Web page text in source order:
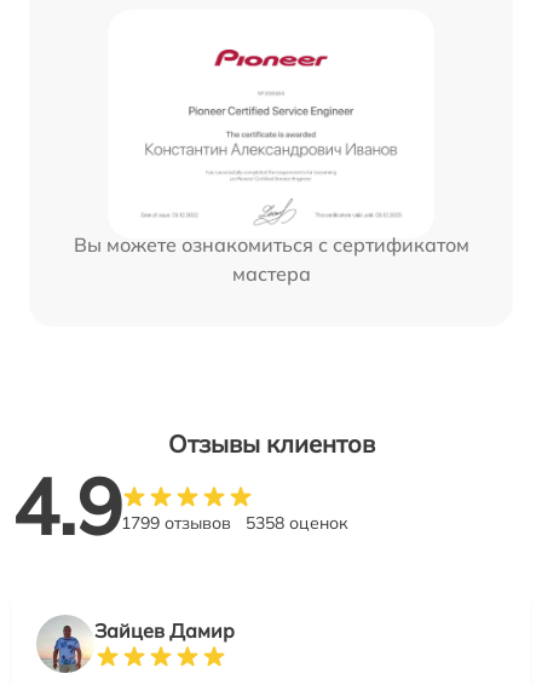
Вы можете ознакомиться с сертификатом
мастера
Отзывы клиентов
4.91799 отзывов 5358 оценок
Зайцев Дамир